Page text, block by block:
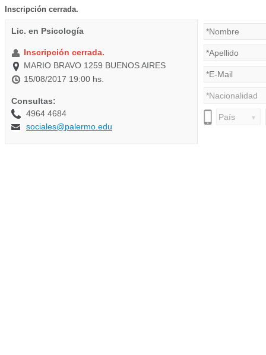
Inscripción cerrada.
Lic. en Psicología
Inscripción cerrada.
MARIO BRAVO 1259 BUENOS AIRES
15/08/2017 19:00 hs.
Consultas:
4964 4684
sociales@palermo.edu